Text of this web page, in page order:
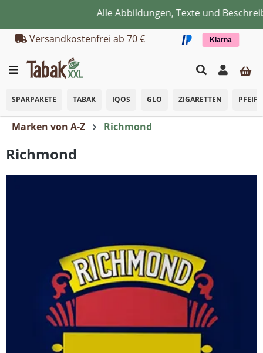
Zum Hauptinhalt springenAlle Abbildungen, Texte und
Versandkostenfrei ab 70 €
Klarna
SPARPAKETE TABAK IQOS GLO ZIGARETTEN
Marken von A-Z Richmond
Richmond